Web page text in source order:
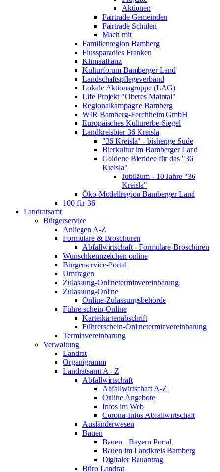
Aktionen
Fairtrade Gemeinden
Fairtrade Schulen
Mach mit
Familienregion Bamberg
Flussparadies Franken
Klimaallianz
Kulturforum Bamberger Land
Landschaftspflegeverband
Lokale Aktionsgruppe (LAG)
Life Projekt "Oberes Maintal"
Regionalkampagne Bamberg
WIR Bamberg-Forchheim GmbH
Europäisches Kulturerbe-Siegel
Landkreisbier 36 Kreisla
"36 Kreisla" - bisherige Sude
Bierkultur im Bamberger Land
Goldene Bieridee für das "36
Kreisla"
Jubiläum - 10 Jahre "36
Kreisla"
Öko-Modellregion Bamberger Land
100 für 36
Landratsamt
Bürgerservice
Anliegen A-Z
Formulare & Broschüren
Abfallwirtschaft - Formulare-Broschüren
Wunschkennzeichen online
Bürgerservice-Portal
Umfragen
Zulassung-Onlineterminvereinbarung
Zulassung-Online
Online-Zulassungsbehörde
Führerschein-Online
Karteikartenabschrift
Führerschein-Onlineterminvereinbarung
Terminvereinbarung
Verwaltung
Landrat
Organigramm
Landratsamt A - Z
Abfallwirtschaft
Abfallwirtschaft A-Z
Online Angebote
Infos im Web
Corona-Infos Abfallwirtschaft
Ausländerwesen
Bauen
Bauen - Bayern Portal
Bauen im Landkreis Bamberg
Digitaler Bauantrag
Büro Landrat